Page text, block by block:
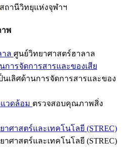
สถานีวิทยุแห่งจุฬาฯ
พ
ล ศูนย์วิทยาศาสตร์ฮาลาล
การจัดการสารและของเสีย
นเลิศด้านการจัดการสารและของ
วดล้อม ตรวจสอบคุณภาพสิ่ง
าศาสตร์และเทคโนโลยี (STREC)
าศาสตร์และเทคโนโลยี (STREC)